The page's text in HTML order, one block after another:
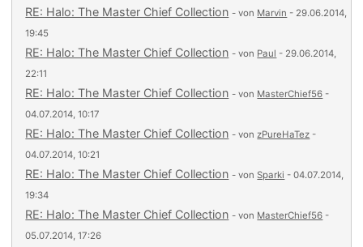
RE: Halo: The Master Chief Collection - von Marvin - 29.06.2014,
19:45
RE: Halo: The Master Chief Collection - von Paul - 29.06.2014,
22:11
RE: Halo: The Master Chief Collection - von MasterChief56 -
04.07.2014, 10:17
RE: Halo: The Master Chief Collection - vonzPureHaTez -
04.07.2014, 10:21
RE: Halo: The Master Chief Collection - vonSparki - 04.07.2014,
19:34
RE: Halo: The Master Chief Collection - von MasterChief56 -
05.07.2014, 17:26